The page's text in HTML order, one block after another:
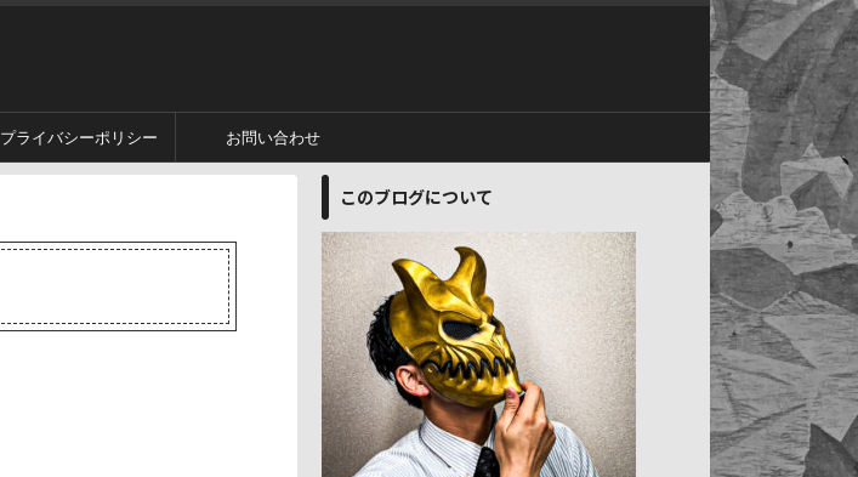
プライバシーポリシー お問い合わせ
このブログについて